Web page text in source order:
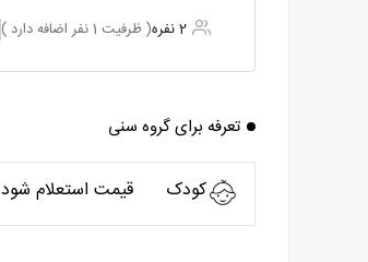
2 نفره ( ظرفیت 1 نفر اضافه دارد )
تعرفه برای گروه سنی
کودک قیمت استعلام شود